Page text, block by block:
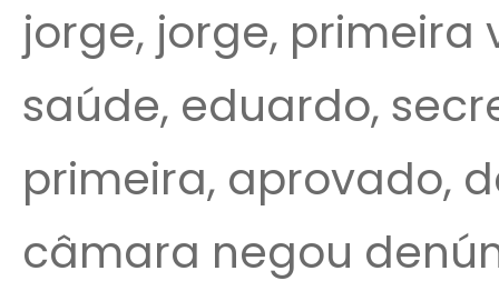
jorge, jorge,
saúde, eduardo,
primeira, aprovado,
câmara negou